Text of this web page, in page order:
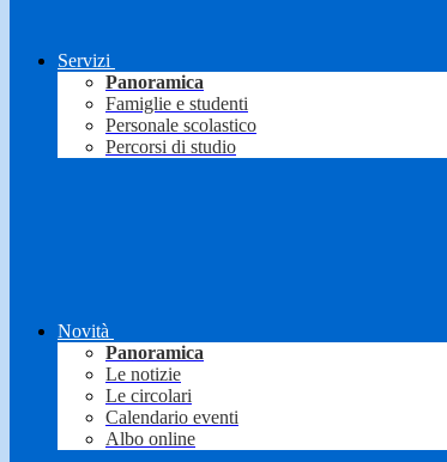
Servizi
Panoramica
Famiglie e studenti
Personale scolastico
Percorsi di studio
Novità
Panoramica
Le notizie
Le circolari
Calendario eventi
Albo online